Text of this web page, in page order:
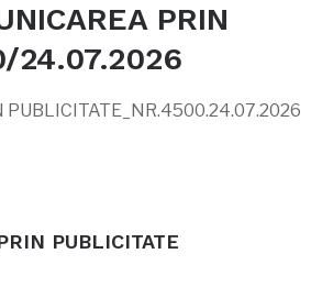
PRIN
24.07.2026
PUBLICITATE